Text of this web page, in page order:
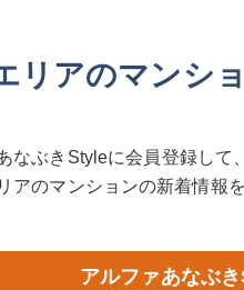
リアのマンシ
なぶきStyleに会員登録して、
アのマンションの新着情報を
アルファあなぶ